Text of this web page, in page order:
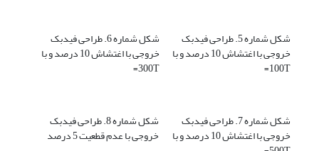
شکل شماره 5. طراحی فیدبک
خروجی با اغتشاش 10 درصد و با
100T=
شکل شماره 6. طراحی فیدبک
خروجی با اغتشاش 10 درصد و با
300T=
شکل شماره 7. طراحی فیدبک
خروجی با اغتشاش 10 درصد و با
شکل شماره 8. طراحی فیدبک
خروجی با عدم قطعیت 5 درصد